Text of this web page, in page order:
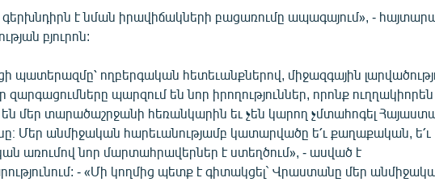
գերխնդիրն է նման իրավիճակների բացառումը ապագայում», -
բյուրոն:
պատերազմը՝ ողբերգական հետեւանքներով, միջազգային
զարգացումները պարզում են նոր իրողություններ, որոնք ուղղակիորեն
են մեր տարածաշրջանի հեռանկարին եւ չեն կարող չմտահոգել
Մեր անմիջական հարեւանությամբ կատարվածը ե՛ւ քաղաքական, ե՛ւ
առումով նոր մարտահրավերներ է ստեղծում», - ասված է
- «Մի կողմից պետք է գիտակցել` Վրաստանը մեր